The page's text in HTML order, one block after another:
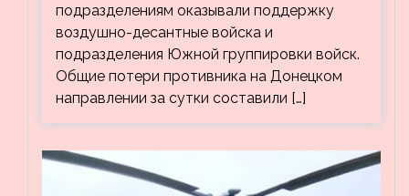
подразделениям оказывали поддержку
воздушно-десантные войска и
подразделения Южной группировки войск.
Общие потери противника на Донецком
направлении за сутки составили […]